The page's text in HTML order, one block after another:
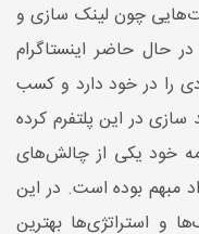
چون لینک سازی و
حال حاضر اینستاگرام
را در خود دارد و کسب
سازی در این پلتفرم کرده
خود یکی از چالش‌های
مبهم بوده است. در این
و استراتژی‌ها بهترین